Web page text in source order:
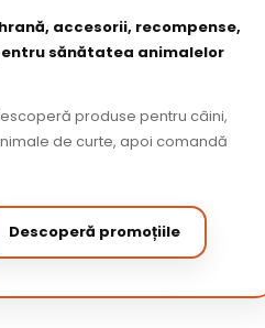
accesorii, recompense,
sănătatea animalelor
produse pentru câini,
de curte, apoi comandă
Descoperă promoțiile